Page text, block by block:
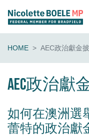
HOME AEC政治獻金
AEC政治獻
如何在澳洲選
蕾特的政治獻